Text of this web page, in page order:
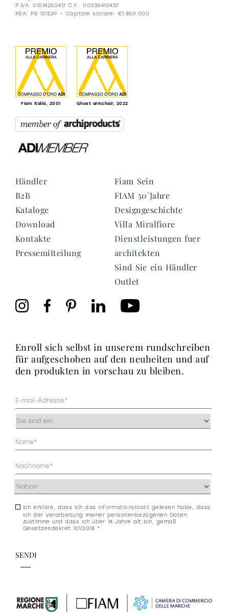
P.IVA: 01014250417 C.F.: 00335410437
REA: PS 101539 – Capitale sociale: €1.850.000
Fiam Italia, 2001 Ghost armchair, 2022
Händler
B2B
Kataloge
Download
Kontakte
Pressemitteilung
Fiam Sein
FIAM 50°Jahre
Designgeschichte
Villa Miralfiore
Dienstleistungen fuer
architekten
Sind Sie ein Händler
Outlet
enroll sich selbst in unserem rundschreiben
für aufgeschoben auf den neuheiten und auf
den produkten in vorschau zu bleiben.
Mail
(erforderlich)
Occupazione
Anagrafica
Indirizzo
Consenso
newsletter
Ich erkläre, dass ich das Informationsblatt gelesen habe, dass
ich der Verarbeitung meiner personenbezogenen Daten
zustimme und dass ich über 14 Jahre alt bin, gemäß
Gesetzesdekret 101/2018 *